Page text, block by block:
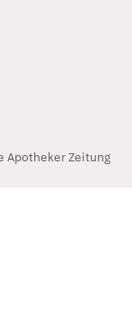
Apotheker Zeitung